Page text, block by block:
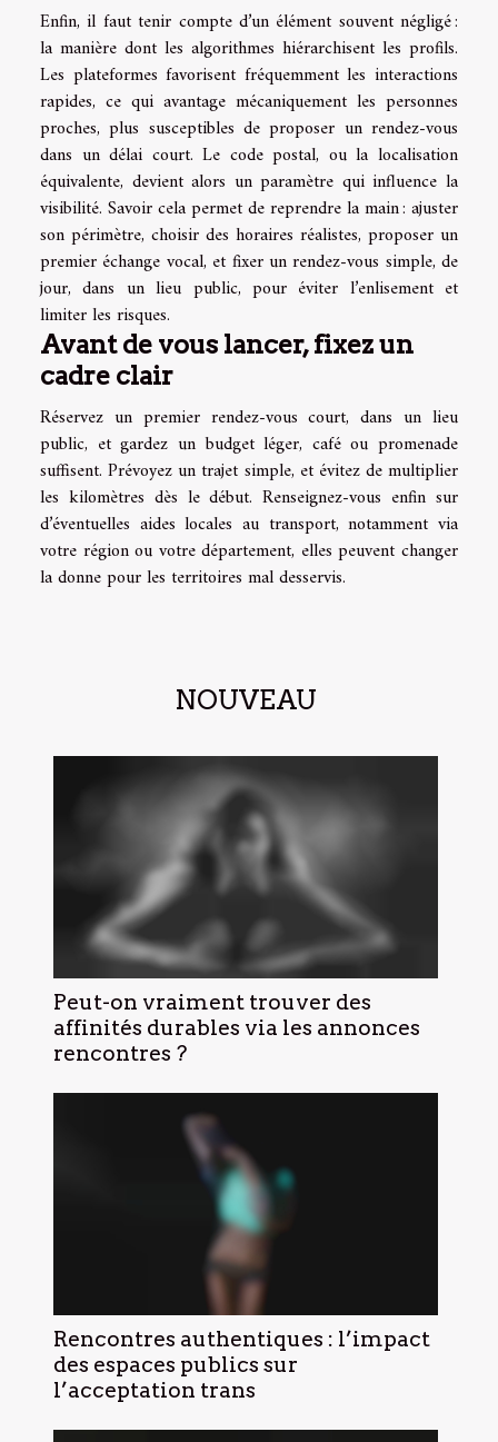
Enfin, il faut tenir compte d’un élément souvent négligé :
la manière dont les algorithmes hiérarchisent les profils.
Les plateformes favorisent fréquemment les interactions
rapides, ce qui avantage mécaniquement les personnes
proches, plus susceptibles de proposer un rendez-vous
dans un délai court. Le code postal, ou la localisation
équivalente, devient alors un paramètre qui influence la
visibilité. Savoir cela permet de reprendre la main : ajuster
son périmètre, choisir des horaires réalistes, proposer un
premier échange vocal, et fixer un rendez-vous simple, de
jour, dans un lieu public, pour éviter l’enlisement et
limiter les risques.
Avant de vous lancer, fixez un
cadre clair
Réservez un premier rendez-vous court, dans un lieu
public, et gardez un budget léger, café ou promenade
suffisent. Prévoyez un trajet simple, et évitez de multiplier
les kilomètres dès le début. Renseignez-vous enfin sur
d’éventuelles aides locales au transport, notamment via
votre région ou votre département, elles peuvent changer
la donne pour les territoires mal desservis.
NOUVEAU
Peut-on vraiment trouver des
affinités durables via les annonces
rencontres ?
Rencontres authentiques : l’impact
des espaces publics sur
l’acceptation trans